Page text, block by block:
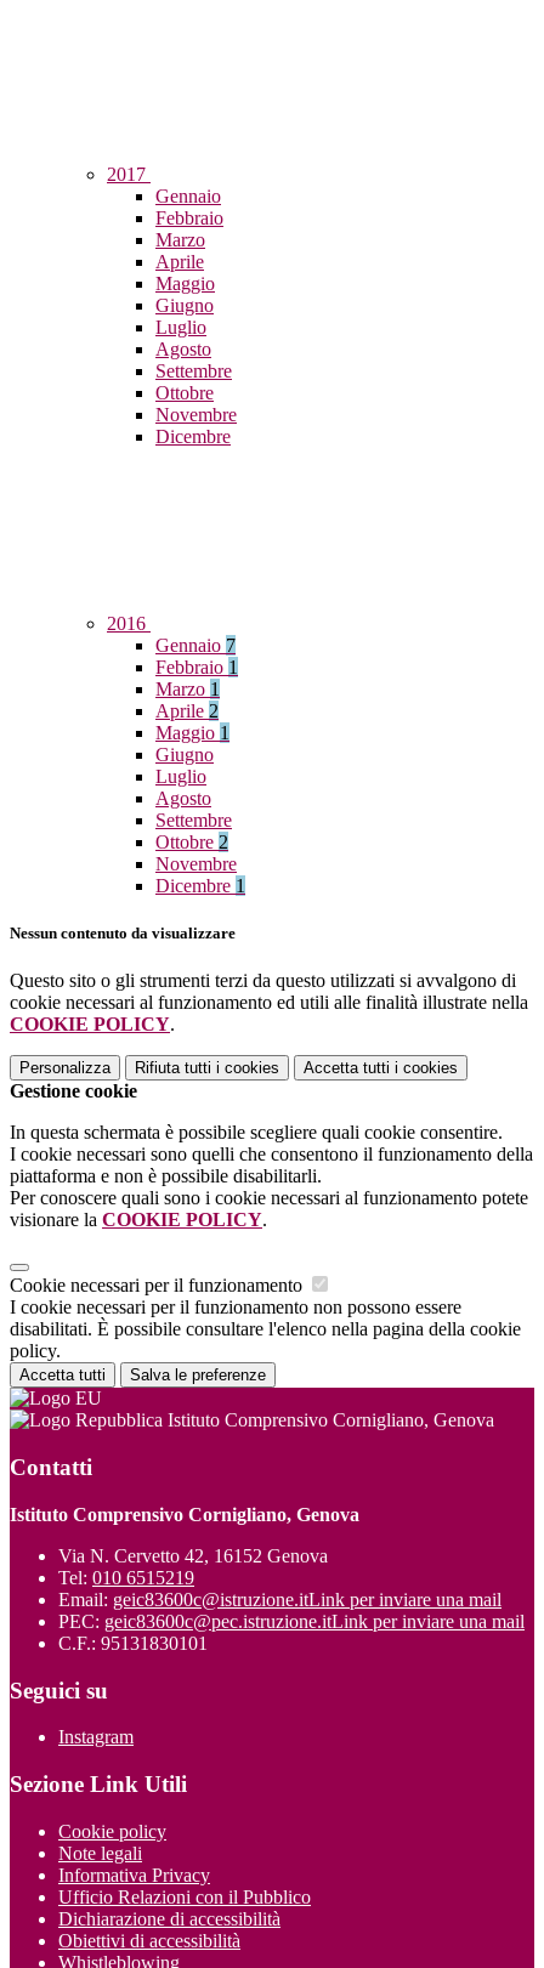
2017
Gennaio
Febbraio
Marzo
Aprile
Maggio
Giugno
Luglio
Agosto
Settembre
Ottobre
Novembre
Dicembre
2016
Gennaio 7
Febbraio 1
Marzo 1
Aprile 2
Maggio 1
Giugno
Luglio
Agosto
Settembre
Ottobre 2
Novembre
Dicembre 1
Nessun contenuto da visualizzare
Questo sito o gli strumenti terzi da questo utilizzati si avvalgono di
cookie necessari al funzionamento ed utili alle finalità illustrate nella
COOKIE POLICY.
Personalizza Rifiuta tutti i cookies Accetta tutti i cookies
Gestione cookie
In questa schermata è possibile scegliere quali cookie consentire.
I cookie necessari sono quelli che consentono il funzionamento della
piattaforma e non è possibile disabilitarli.
Per conoscere quali sono i cookie necessari al funzionamento potete
visionare la COOKIE POLICY.
Cookie necessari per il funzionamento
I cookie necessari per il funzionamento non possono essere
disabilitati. È possibile consultare l'elenco nella pagina della cookie
policy.
Accetta tutti Salva le preferenze
Istituto Comprensivo Cornigliano, Genova
Contatti
Istituto Comprensivo Cornigliano, Genova
Via N. Cervetto 42, 16152 Genova
Tel: 010 6515219
Email: geic83600c@istruzione.itLink per inviare una mail
PEC: geic83600c@pec.istruzione.itLink per inviare una mail
C.F.: 95131830101
Seguici su
Instagram
Sezione Link Utili
Cookie policy
Note legali
Informativa Privacy
Ufficio Relazioni con il Pubblico
Dichiarazione di accessibilità
Obiettivi di accessibilità
Whistleblowing